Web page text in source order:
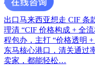
出口马来西亚想走 CIF 条
理清 “CIF 价格构成 + 全
程包办，主打 “价格透明
东马核心港口，清关通过
卖家，都能轻松…